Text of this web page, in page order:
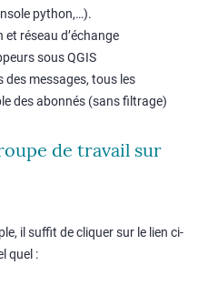
python,…).
réseau d’échange
sous QGIS
des messages, tous les
des abonnés (sans filtrage)
de travail sur
il suffit de cliquer sur le lien ci-
quel :